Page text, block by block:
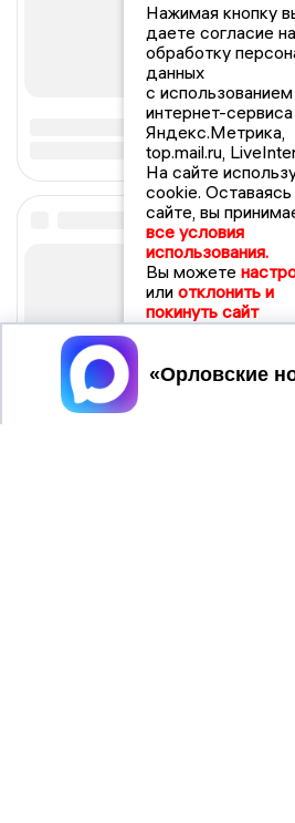
Нажимая кнопку
даете согласие на
обработку
данных
с использованием
интернет-сервиса
Яндекс.Метрика,
top.mail.ru,
На сайте
cookie. Оставаясь
сайте, вы
все условия
использования.
Вы можете
или отклонить и
покинуть сайт
Принять